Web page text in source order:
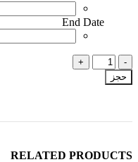
End Date
كمية
Godox
AD600Pro
حجز
RELATED PRODUCTS